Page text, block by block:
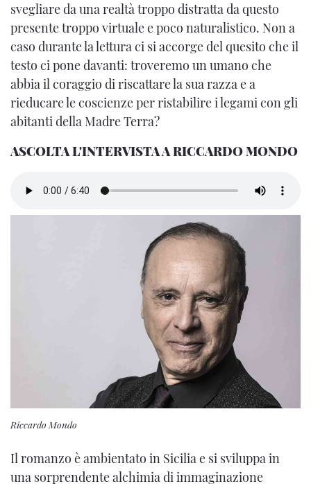
svegliare da una realtà troppo distratta da questo
presente troppo virtuale e poco naturalistico. Non a
caso durante la lettura ci si accorge del quesito che il
testo ci pone davanti: troveremo un umano che
abbia il coraggio di riscattare la sua razza e a
rieducare le coscienze per ristabilire i legami con gli
abitanti della Madre Terra?
ASCOLTA L'INTERVISTA A RICCARDO MONDO
Riccardo Mondo
Il romanzo è ambientato in Sicilia e si sviluppa in
una sorprendente alchimia di immaginazione